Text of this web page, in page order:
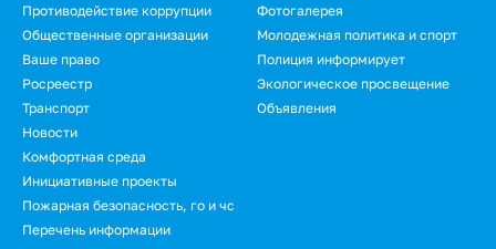
Противодействие коррупции
Фотогалерея
Общественные организации
Молодежная политика и спорт
Ваше право
Полиция информирует
Росреестр
Экологическое просвещение
Транспорт
Объявления
Новости
Подвал.
Дополнительное
меню
Комфортная среда
Инициативные проекты
Пожарная безопасность, го и чс
Перечень информации